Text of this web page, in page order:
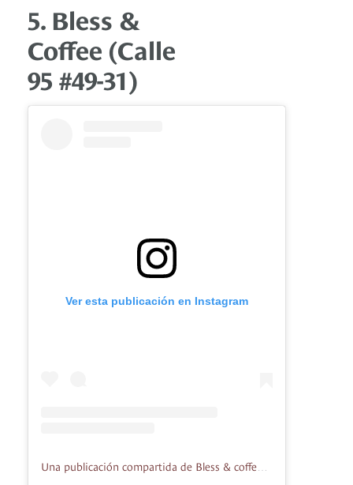
5. Bless &
Coffee (Calle
95 #49-31)
Ver esta publicación en Instagram